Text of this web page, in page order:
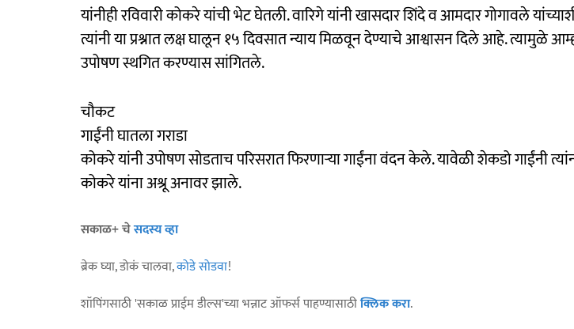
यांनीही रविवारी कोकरे यांची भेट घेतली. वारिगे यांनी खासदार शिंदे व आमदार गोगावले
त्यांनी या प्रश्नात लक्ष घालून १५ दिवसात न्याय मिळवून देण्याचे आश्वासन दिले आहे. त्यामुळे
उपोषण स्थगित करण्यास सांगितले.
चौकट
गाईंनी घातला गराडा
कोकरे यांनी उपोषण सोडताच परिसरात फिरणाऱ्या गाईंना वंदन केले. यावेळी शेकडो गाईंनी
कोकरे यांना अश्रू अनावर झाले.
सकाळ+ चेसदस्य व्हा
ब्रेक घ्या, डोकं चालवा,कोडे सोडवा!
शॉपिंगसाठी 'सकाळ प्राईम डील्स'च्या भन्नाट ऑफर्स पाहण्यासाठीक्लिक करा.